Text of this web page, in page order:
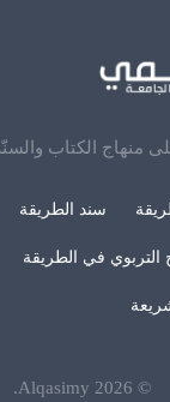
منهاج الكتاب
سند الطريقة
التربوي في الطريقة
©
2026
Alqasimy
.